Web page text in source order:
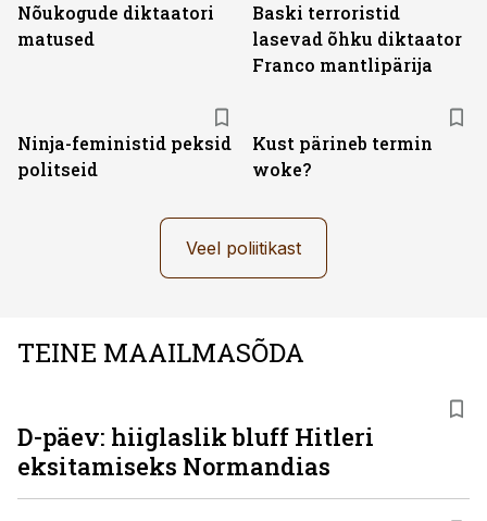
Nõukogude diktaatori
matused
Baski terroristid
lasevad õhku diktaator
Franco mantlipärija
Ninja-feministid peksid
politseid
Kust pärineb termin
woke?
Veel poliitikast
TEINE MAAILMASÕDA
D-päev: hiiglaslik bluff Hitleri
eksitamiseks Normandias